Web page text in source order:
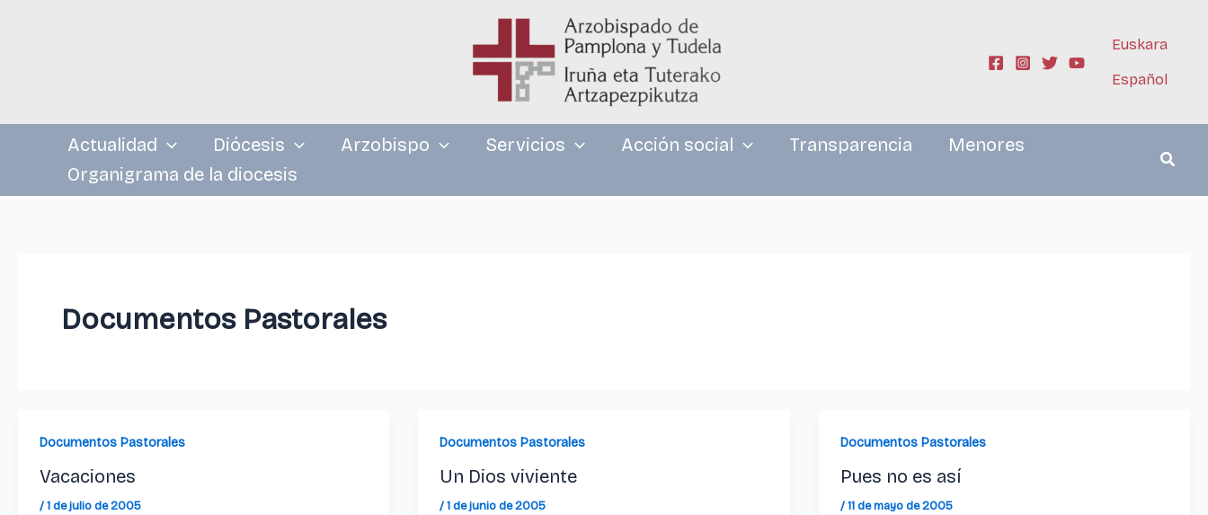
Euskara
Español
Actualidad Diócesis Arzobispo Servicios Acción social Transparencia
Menores
Organigrama de la diocesis
Documentos Pastorales
Documentos Pastorales
Vacaciones
/1 de julio de 2005
Documentos Pastorales
Un Dios viviente
/1 de junio de 2005
Documentos Pastorales
Pues no es así
/11 de mayo de 2005